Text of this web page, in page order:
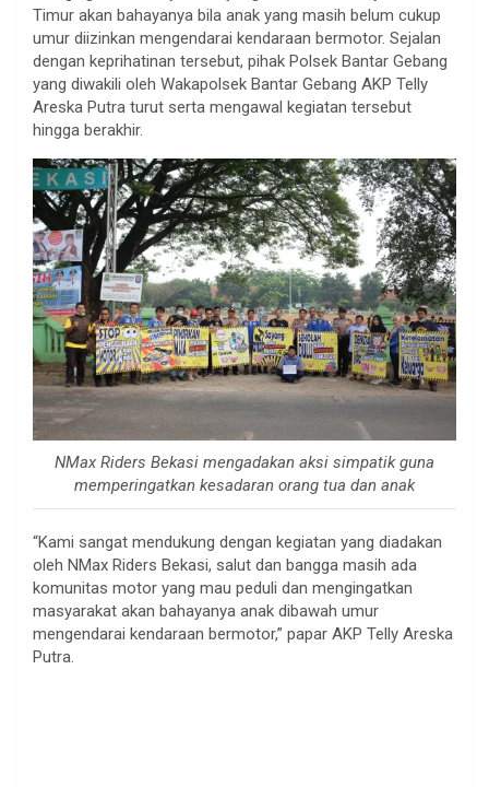
Timur akan bahayanya bila anak yang masih belum cukup
umur diizinkan mengendarai kendaraan bermotor. Sejalan
dengan keprihatinan tersebut, pihak Polsek Bantar Gebang
yang diwakili oleh Wakapolsek Bantar Gebang AKP Telly
Areska Putra turut serta mengawal kegiatan tersebut
hingga berakhir.
NMax Riders Bekasi mengadakan aksi simpatik guna
memperingatkan kesadaran orang tua dan anak
“Kami sangat mendukung dengan kegiatan yang diadakan
oleh NMax Riders Bekasi, salut dan bangga masih ada
komunitas motor yang mau peduli dan mengingatkan
masyarakat akan bahayanya anak dibawah umur
mengendarai kendaraan bermotor,” papar AKP Telly Areska
Putra.